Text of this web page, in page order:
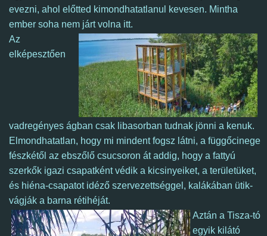
evezni, ahol előtted kimondhatatlanul kevesen. Mintha
ember soha nem járt volna itt.
Az
elképesztően
vadregényes ágban csak libasorban tudnak jönni a kenuk.
Elmondhatatlan, hogy mi mindent fogsz látni, a függőcinege
fészkétől az ebszőlő csucsoron át addig, hogy a fattyú
szerkők igazi csapatként védik a kicsinyeiket, a területüket,
és hiéna-csapatot idéző szervezettséggel, kalákában ütik-
vágják a barna rétihéját.
Aztán a Tisza-tó
egyik kilátó